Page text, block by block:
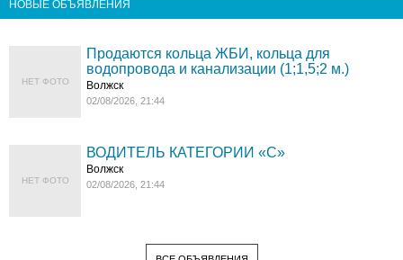
НОВЫЕ ОБЪЯВЛЕНИЯ
НЕТ ФОТО
Продаются кольца ЖБИ, кольца для
водопровода и канализации (1;1,5;2 м.)
Волжск
02/08/2026, 21:44
НЕТ ФОТО
ВОДИТЕЛЬ КАТЕГОРИИ «C»
Волжск
02/08/2026, 21:44